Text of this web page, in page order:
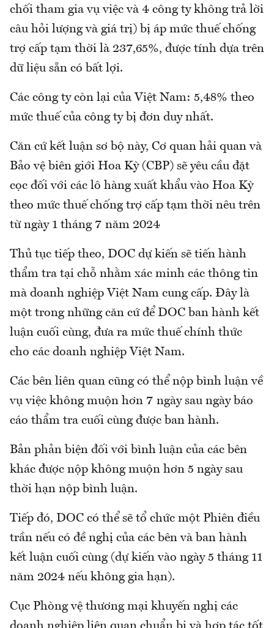
chối tham gia vụ việc và 4 công ty không trả lời
câu hỏi lượng và giá trị) bị áp mức thuế chống
trợ cấp tạm thời là 237,65%, được tính dựa trên
dữ liệu sẵn có bất lợi.
Các công ty còn lại của Việt Nam: 5,48% theo
mức thuế của công ty bị đơn duy nhất.
Căn cứ kết luận sơ bộ này, Cơ quan hải quan và
Bảo vệ biên giới Hoa Kỳ (CBP) sẽ yêu cầu đặt
cọc đối với các lô hàng xuất khẩu vào Hoa Kỳ
theo mức thuế chống trợ cấp tạm thời nêu trên
từ ngày 1 tháng 7 năm 2024
Thủ tục tiếp theo, DOC dự kiến sẽ tiến hành
thẩm tra tại chỗ nhằm xác minh các thông tin
mà doanh nghiệp Việt Nam cung cấp. Đây là
một trong những căn cứ để DOC ban hành kết
luận cuối cùng, đưa ra mức thuế chính thức
cho các doanh nghiệp Việt Nam.
Các bên liên quan cũng có thể nộp bình luận về
vụ việc không muộn hơn 7 ngày sau ngày báo
cáo thẩm tra cuối cùng được ban hành.
Bản phản biện đối với bình luận của các bên
khác được nộp không muộn hơn 5 ngày sau
thời hạn nộp bình luận.
Tiếp đó, DOC có thể sẽ tổ chức một Phiên điều
trần nếu có đề nghị của các bên và ban hành
kết luận cuối cùng (dự kiến vào ngày 5 tháng 11
năm 2024 nếu không gia hạn).
Cục Phòng vệ thương mại khuyến nghị các